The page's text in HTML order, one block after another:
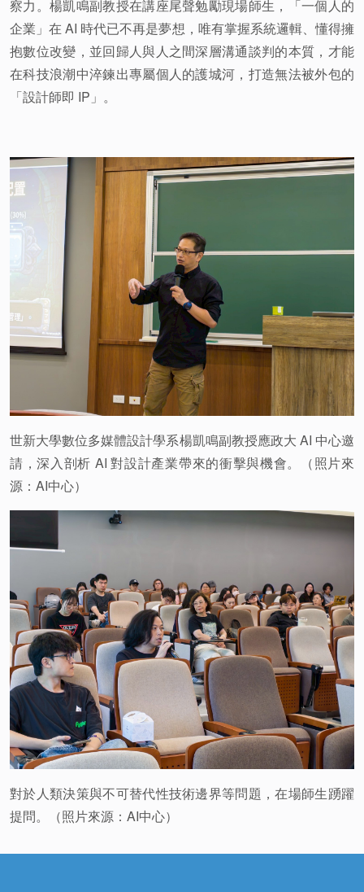
察力。楊凱鳴副教授在講座尾聲勉勵現場師生，「一個人的
企業」在 AI 時代已不再是夢想，唯有掌握系統邏輯、懂得擁
抱數位改變，並回歸人與人之間深層溝通談判的本質，才能
在科技浪潮中淬鍊出專屬個人的護城河，打造無法被外包的
「設計師即 IP」。
世新大學數位多媒體設計學系楊凱鳴副教授應政大 AI 中心邀
請，深入剖析 AI 對設計產業帶來的衝擊與機會。（照片來
源：AI中心）
對於人類決策與不可替代性技術邊界等問題，在場師生踴躍
提問。（照片來源：AI中心）